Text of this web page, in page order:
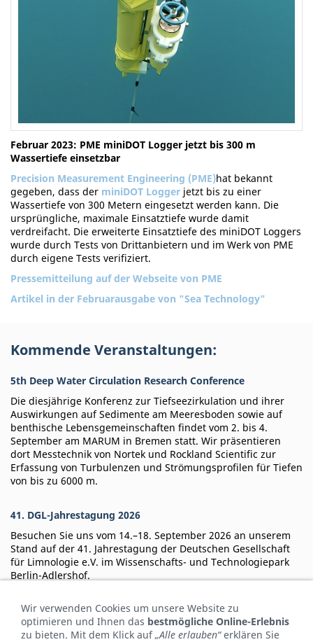
Februar 2023: PME miniDOT Logger jetzt bis 300 m
Wassertiefe einsetzbar
Precision Measurement Engineering (PME)hat bekannt
gegeben, dass der miniDOT Logger jetzt bis zu einer
Wassertiefe von 300 Metern eingesetzt werden kann. Die
ursprüngliche, maximale Einsatztiefe wurde damit
verdreifacht. Die erweiterte Einsatztiefe des miniDOT Loggers
wurde durch Tests von Drittanbietern und im Werk von PME
durch eigene Tests verifiziert.
Pressemitteilung auf der Webseite von PME
Artikel in der Februarausgabe von "Sea Technology"
Kommende Veranstaltungen:
5th Deep Water Circulation Research Conference
Die diesjährige Konferenz zur Tiefseezirkulation und ihrer
Auswirkungen auf Sedimente am Meeresboden sowie auf
benthische Lebensgemeinschaften findet vom 2. bis 4.
September am MARUM in Bremen statt. Wir präsentieren
dort Messtechnik von Nortek und Rockland Scientific zur
Erfassung von Turbulenzen und Strömungsprofilen für Tiefen
von bis zu 6000 m.
41. DGL-Jahrestagung 2026
Besuchen Sie uns vom 14.–18. September 2026 an unserem
Stand auf der 41. Jahrestagung der Deutschen Gesellschaft
für Limnologie e.V. im Wissenschafts- und Technologiepark
Berlin-Adlershof.
Rostock Ocean Convention 2026
Bitte informieren Sie sich vom 3. bis 4. November an unserem
Wir verwenden Cookies um unsere Website zu
optimieren und Ihnen das bestmögliche Online-Erlebnis
zu bieten. Mit dem Klick auf„Alle erlauben“erklären Sie